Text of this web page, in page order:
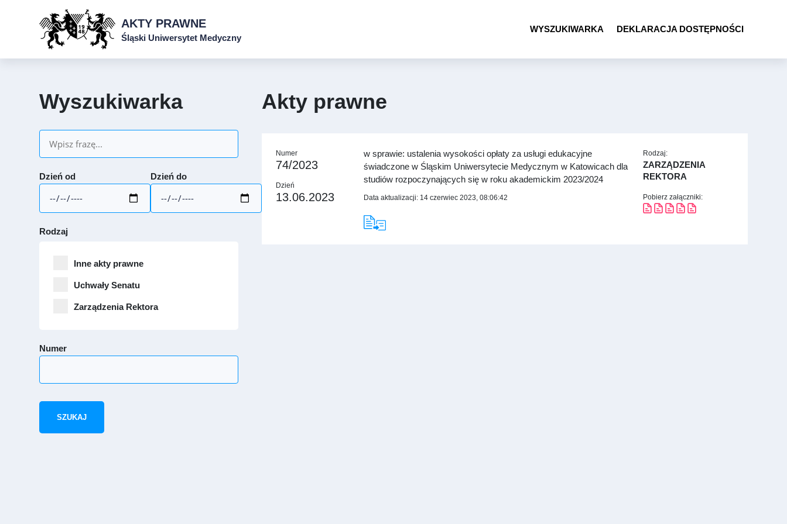
AKTY PRAWNE
Śląski Uniwersytet Medyczny
WYSZUKIWARKA DEKLARACJA DOSTĘPNOŚCI
Wyszukiwarka
Dzień od Dzień do
Rodzaj
Inne akty prawne
Uchwały Senatu
Zarządzenia Rektora
Numer
SZUKAJ
Akty prawne
Numer
74/2023
Dzień
13.06.2023
w sprawie: ustalenia wysokości opłaty za usługi edukacyjne
świadczone w Śląskim Uniwersytecie Medycznym w Katowicach dla
studiów rozpoczynających się w roku akademickim 2023/2024
Data aktualizacji: 14 czerwiec 2023, 08:06:42
Rodzaj:
ZARZĄDZENIA
REKTORA
Pobierz załączniki: